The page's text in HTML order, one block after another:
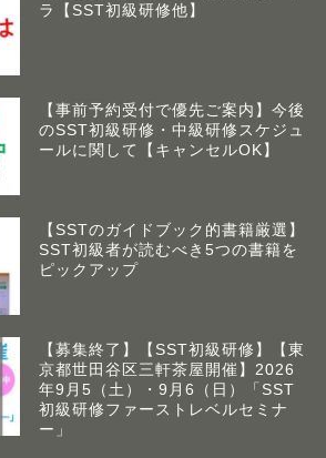
ラ【SST初級研修他】
【事前予約受付で優先ご案内】今後
のSST初級研修・中級研修スケジュ
ールに関して【キャンセルOK】
【SSTのガイドブック的書籍厳選】
SST初級者が読むべき5つの書籍を
ピックアップ
【募集終了】【SST初級研修】【東
京都世田谷区三軒茶屋開催】2026
年9月5（土）・9月6（日）「SST
初級研修ファーストレベルセミナ
ー」